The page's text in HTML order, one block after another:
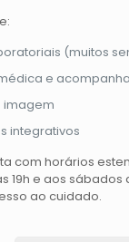
(muitos
e
imagem
integrativos
com horários
19h e aos sábados
ao cuidado.